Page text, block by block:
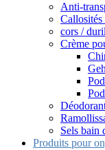
Anti-
Callosités
cors /
Crème
Sels bain
Produits pour